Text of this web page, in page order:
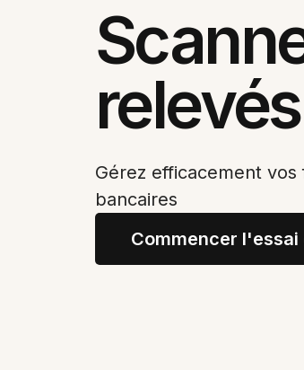
Gérez efficacement
bancaires
Commencer